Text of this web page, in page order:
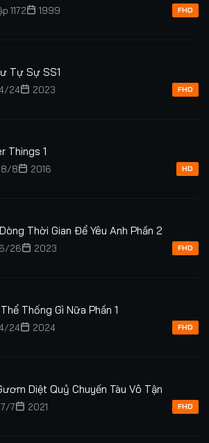
1172 1999 FHD
Tự Sự SS1
24 2023 FHD
Things 1
8/8 2016 HD
Thời Gian Để Yêu Anh Phần 2
26 2023 FHD
Thống Gì Nữa Phần 1
24 2024 FHD
Diệt Quỷ Chuyến Tàu Vô Tận
7/7 2021 FHD